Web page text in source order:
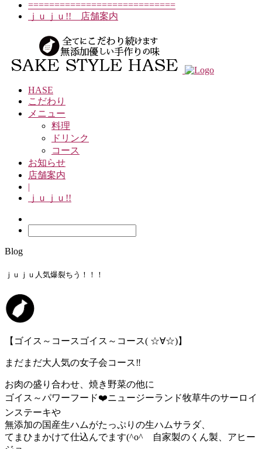
============================
ｊｕｊｕ!! 店舗案内
HASE
こだわり
メニュー
料理
ドリンク
コース
お知らせ
店舗案内
|
ｊｕｊｕ!!
Blog
ｊｕｊｕ人気爆裂ちう！！！
【ゴイス～コースゴイス～コース( ☆∀☆)】
まだまだ大人気の女子会コース‼️
お肉の盛り合わせ、焼き野菜の他に
ゴイス～パワーフード❤️ニュージーランド牧草牛のサーロイ
ンステーキや
無添加の国産生ハムがたっぷりの生ハムサラダ、
てまひまかけて仕込んでます(^o^ゞ自家製のくん製、アヒー